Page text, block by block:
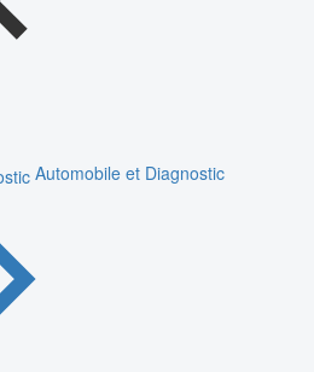
Automobile et Diagnostic